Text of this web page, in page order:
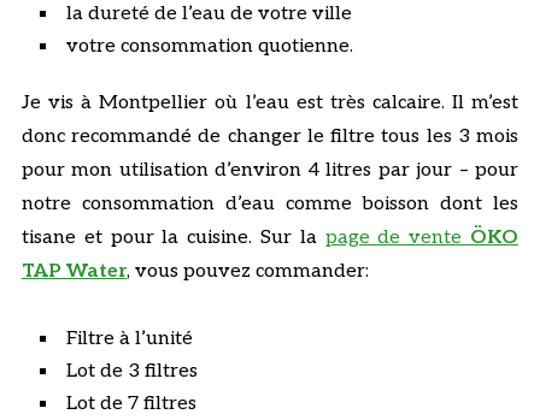
la dureté de l’eau de votre ville
votre consommation quotienne.
Je vis à Montpellier où l’eau est très calcaire. Il m’est
donc recommandé de changer le filtre tous les 3 mois
pour mon utilisation d’environ 4 litres par jour – pour
notre consommation d’eau comme boisson dont les
tisane et pour la cuisine. Sur la page de vente ÖKO
TAP Water, vous pouvez commander:
Filtre à l’unité
Lot de 3 filtres
Lot de 7 filtres